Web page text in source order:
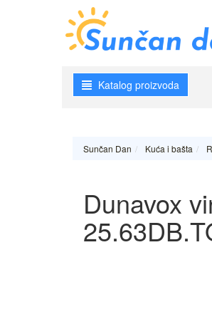
Katalog proizvoda
Sunčan Dan Kuća i bašta
Dunavox